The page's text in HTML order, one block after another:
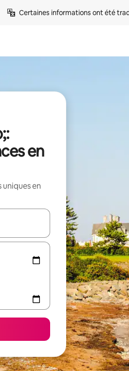
Certaines informations ont été
en
en
les flèches vers le haut et vers le bas